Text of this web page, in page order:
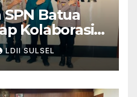
Batua
Kolaborasi
HUT RI
LDII SULSEL